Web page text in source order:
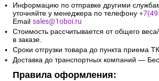
Информацию по отправке другими
уточняйте у менеджера по телефону
Email sales@1oboi.ru
Стоимость рассчитывается от общего
в заказе.
Сроки отгрузки товара до пункта приема
Доставка до транспортных компаний —
Правила оформления: